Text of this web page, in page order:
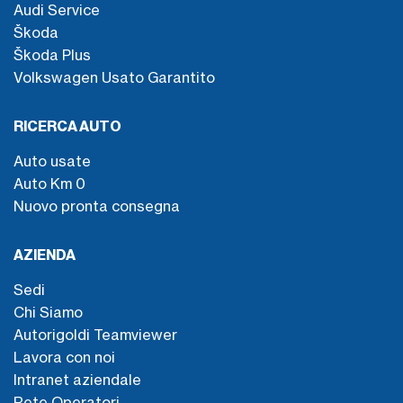
Audi Service
Škoda
Škoda Plus
Volkswagen Usato Garantito
RICERCA AUTO
Auto usate
Auto Km 0
Nuovo pronta consegna
AZIENDA
Sedi
Chi Siamo
Autorigoldi Teamviewer
Lavora con noi
Intranet aziendale